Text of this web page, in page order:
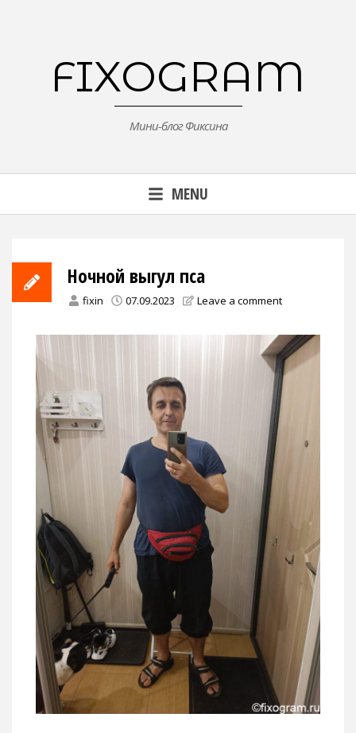
FIXOGRAM
Мини-блог Фиксина
MENU
Ночной выгул пса
fixin 07.09.2023 Leave a comment